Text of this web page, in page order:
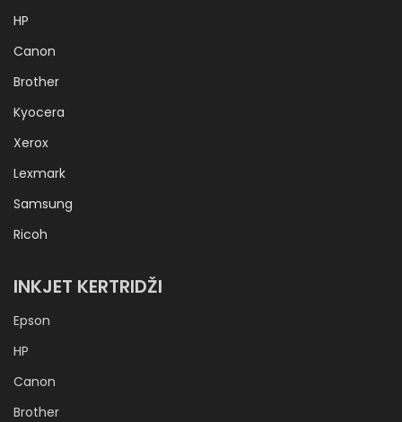
HP
Canon
Brother
Kyocera
Xerox
Lexmark
Samsung
Ricoh
INKJET KERTRIDŽI
Epson
HP
Canon
Brother